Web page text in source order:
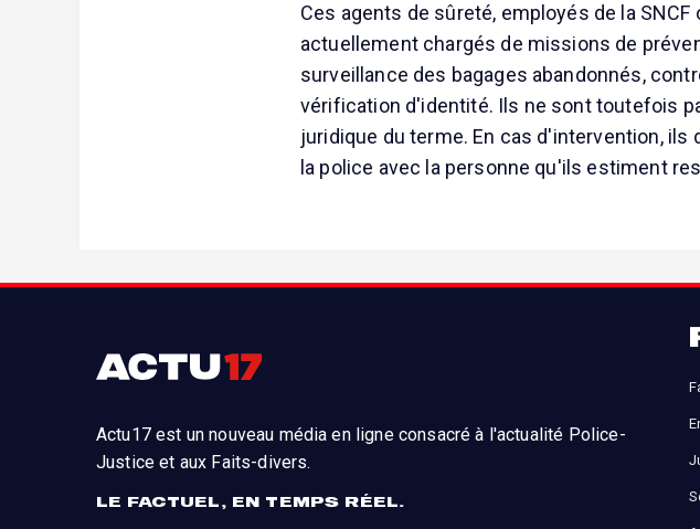
Ces agents de sûreté, employés de la SNCF
actuellement chargés de missions de
surveillance des bagages abandonnés,
vérification d'identité. Ils ne sont toutefois
juridique du terme. En cas d'intervention, ils
la police avec la personne qu'ils estiment
Actu17 est un nouveau média en ligne consacré à l'actualité Police-
Justice et aux Faits-divers.
LE FACTUEL, EN TEMPS RÉEL.